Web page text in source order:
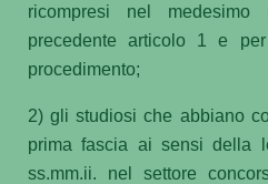
ricompresi nel
precedente articolo 1 e
procedimento;
2) gli studiosi che abbiano
prima fascia ai sensi della
ss.mm.ii. nel settore